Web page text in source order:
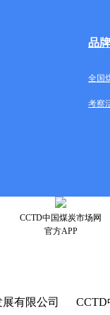
品
全国
考察
CCTD中国煤炭市场网
官方APP
展有限公司